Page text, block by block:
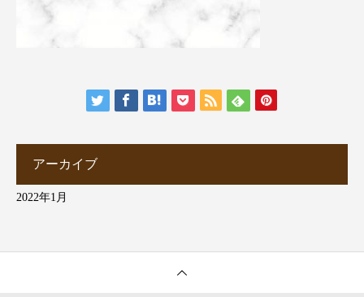
アーカイブ
2022年1月